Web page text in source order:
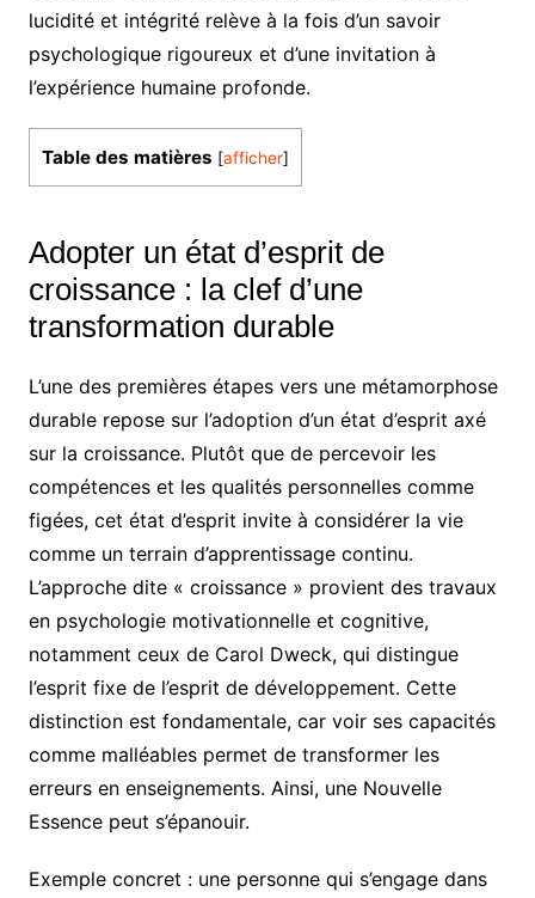
lucidité et intégrité relève à la fois d’un savoir
psychologique rigoureux et d’une invitation à
l’expérience humaine profonde.
Table des matières [afficher]
Adopter un état d’esprit de
croissance : la clef d’une
transformation durable
L’une des premières étapes vers une métamorphose
durable repose sur l’adoption d’un état d’esprit axé
sur la croissance. Plutôt que de percevoir les
compétences et les qualités personnelles comme
figées, cet état d’esprit invite à considérer la vie
comme un terrain d’apprentissage continu.
L’approche dite « croissance » provient des travaux
en psychologie motivationnelle et cognitive,
notamment ceux de Carol Dweck, qui distingue
l’esprit fixe de l’esprit de développement. Cette
distinction est fondamentale, car voir ses capacités
comme malléables permet de transformer les
erreurs en enseignements. Ainsi, une Nouvelle
Essence peut s’épanouir.
Exemple concret : une personne qui s’engage dans